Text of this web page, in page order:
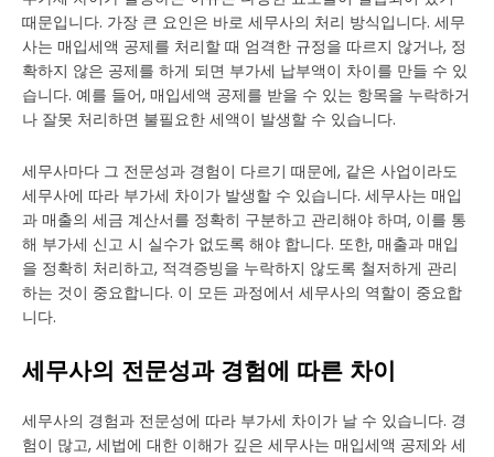
때문입니다. 가장 큰 요인은 바로 세무사의 처리 방식입니다. 세무
사는 매입세액 공제를 처리할 때 엄격한 규정을 따르지 않거나, 정
확하지 않은 공제를 하게 되면 부가세 납부액이 차이를 만들 수 있
습니다. 예를 들어, 매입세액 공제를 받을 수 있는 항목을 누락하거
나 잘못 처리하면 불필요한 세액이 발생할 수 있습니다.
세무사마다 그 전문성과 경험이 다르기 때문에, 같은 사업이라도
세무사에 따라 부가세 차이가 발생할 수 있습니다. 세무사는 매입
과 매출의 세금 계산서를 정확히 구분하고 관리해야 하며, 이를 통
해 부가세 신고 시 실수가 없도록 해야 합니다. 또한, 매출과 매입
을 정확히 처리하고, 적격증빙을 누락하지 않도록 철저하게 관리
하는 것이 중요합니다. 이 모든 과정에서 세무사의 역할이 중요합
니다.
세무사의 전문성과 경험에 따른 차이
세무사의 경험과 전문성에 따라 부가세 차이가 날 수 있습니다. 경
험이 많고, 세법에 대한 이해가 깊은 세무사는 매입세액 공제와 세